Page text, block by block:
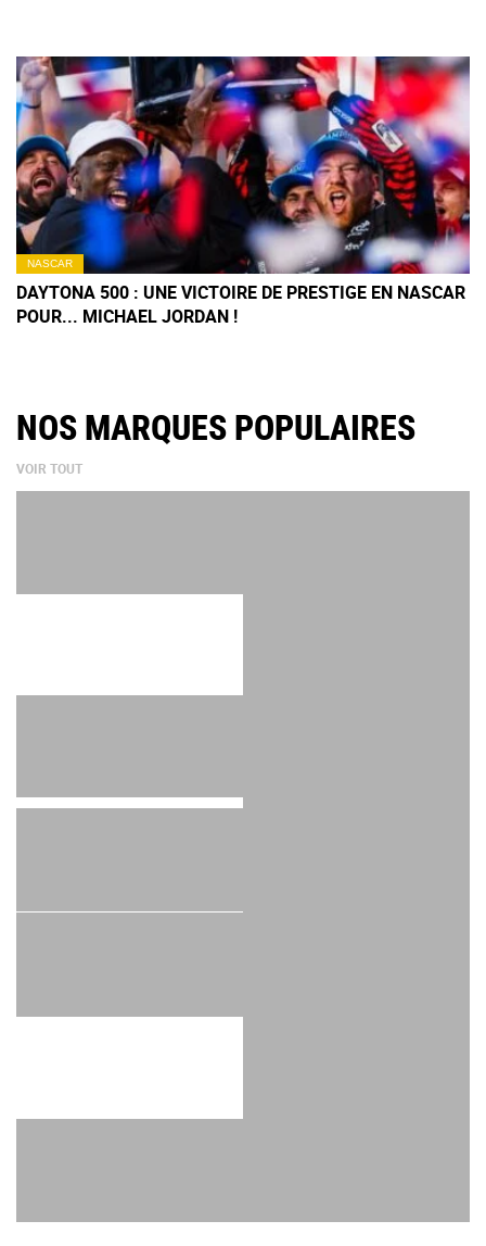
NASCAR
DAYTONA 500 : UNE VICTOIRE DE PRESTIGE EN NASCAR
POUR... MICHAEL JORDAN !
NOS MARQUES POPULAIRES
VOIR TOUT